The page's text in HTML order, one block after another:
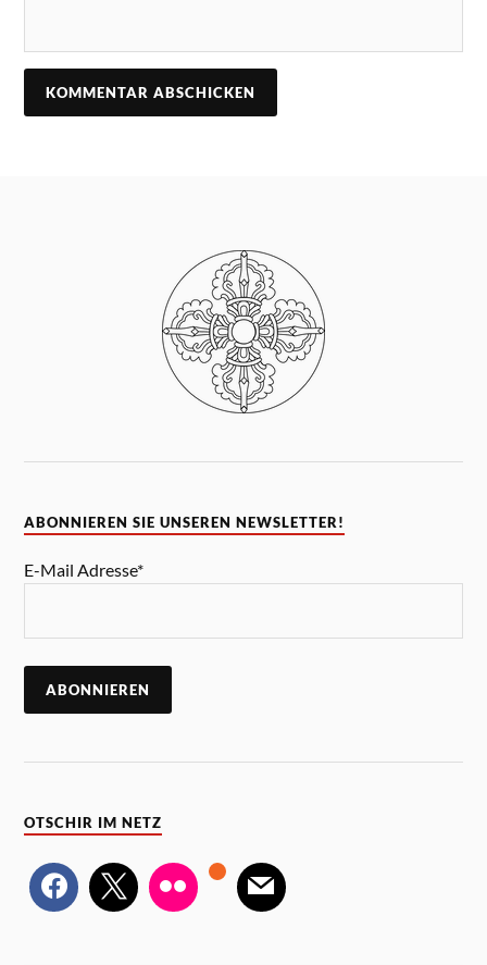
ABONNIEREN SIE UNSEREN NEWSLETTER!
E-Mail Adresse*
OTSCHIR IM NETZ